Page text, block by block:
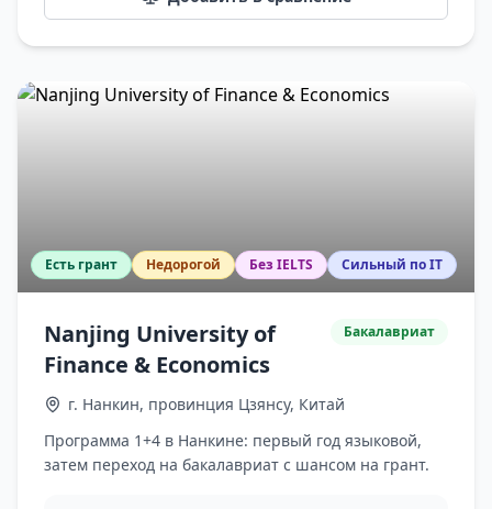
Есть грант Недорогой Без IELTS Сильный по IT
Nanjing University of
Finance & Economics
Бакалавриат
г. Нанкин, провинция Цзянсу, Китай
Программа 1+4 в Нанкине: первый год языковой,
затем переход на бакалавриат с шансом на грант.